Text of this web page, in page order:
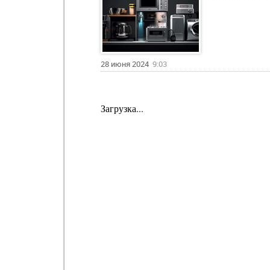
28 июня 2024 9:03
Загрузка...